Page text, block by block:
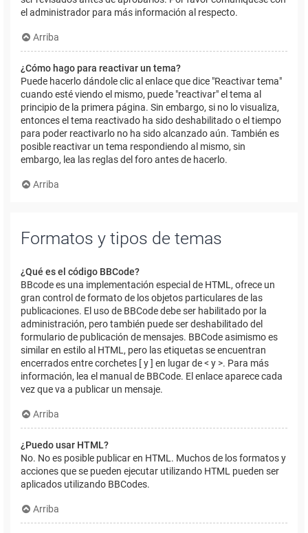
el administrador para más información al respecto.
Arriba
¿Cómo hago para reactivar un tema?
Puede hacerlo dándole clic al enlace que dice "Reactivar tema"
cuando esté viendo el mismo, puede "reactivar" el tema al
principio de la primera página. Sin embargo, si no lo visualiza,
entonces el tema reactivado ha sido deshabilitado o el tiempo
para poder reactivarlo no ha sido alcanzado aún. También es
posible reactivar un tema respondiendo al mismo, sin
embargo, lea las reglas del foro antes de hacerlo.
Arriba
Formatos y tipos de temas
¿Qué es el código BBCode?
BBcode es una implementación especial de HTML, ofrece un
gran control de formato de los objetos particulares de las
publicaciones. El uso de BBCode debe ser habilitado por la
administración, pero también puede ser deshabilitado del
formulario de publicación de mensajes. BBCode asimismo es
similar en estilo al HTML, pero las etiquetas se encuentran
encerrados entre corchetes [ y ] en lugar de < y >. Para más
información, lea el manual de BBCode. El enlace aparece cada
vez que va a publicar un mensaje.
Arriba
¿Puedo usar HTML?
No. No es posible publicar en HTML. Muchos de los formatos y
acciones que se pueden ejecutar utilizando HTML pueden ser
aplicados utilizando BBCodes.
Arriba